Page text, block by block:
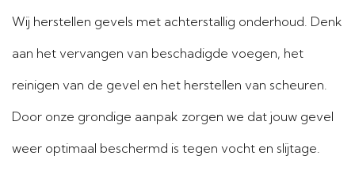
Wij herstellen gevels met achterstallig onderhoud. Denk
aan het vervangen van beschadigde voegen, het
reinigen van de gevel en het herstellen van scheuren.
Door onze grondige aanpak zorgen we dat jouw gevel
weer optimaal beschermd is tegen vocht en slijtage.